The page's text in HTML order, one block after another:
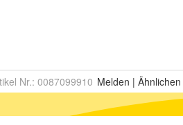
Nr.: 0087099910 Melden | Ähnlichen